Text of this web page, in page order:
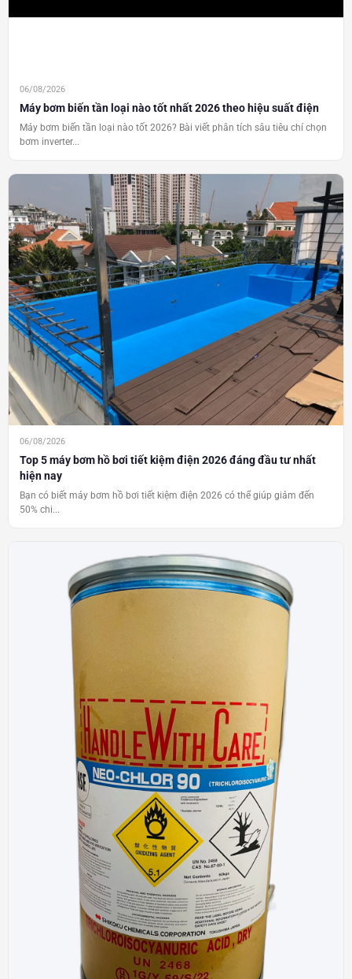
06/08/2026
Máy bơm biến tần loại nào tốt nhất 2026 theo hiệu suất điện
Máy bơm biến tần loại nào tốt 2026? Bài viết phân tích sâu tiêu chí chọn
bơm inverter...
06/08/2026
Top 5 máy bơm hồ bơi tiết kiệm điện 2026 đáng đầu tư nhất
hiện nay
Bạn có biết máy bơm hồ bơi tiết kiệm điện 2026 có thể giúp giảm đến
50% chi...